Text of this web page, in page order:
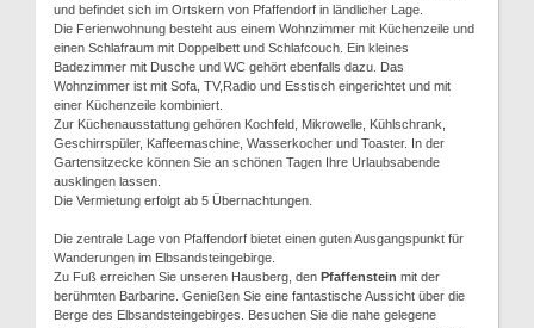
und befindet sich im Ortskern von Pfaffendorf in ländlicher Lage.
Die Ferienwohnung besteht aus einem Wohnzimmer mit Küchenzeile und
einen Schlafraum mit Doppelbett und Schlafcouch. Ein kleines
Badezimmer mit Dusche und WC gehört ebenfalls dazu. Das
Wohnzimmer ist mit Sofa, TV,Radio und Esstisch eingerichtet und mit
einer Küchenzeile kombiniert.
Zur Küchenausstattung gehören Kochfeld, Mikrowelle, Kühlschrank,
Geschirrspüler, Kaffeemaschine, Wasserkocher und Toaster. In der
Gartensitzecke können Sie an schönen Tagen Ihre Urlaubsabende
ausklingen lassen.
Die Vermietung erfolgt ab 5 Übernachtungen.
Die zentrale Lage von Pfaffendorf bietet einen guten Ausgangspunkt für
Wanderungen im Elbsandsteingebirge.
Zu Fuß erreichen Sie unseren Hausberg, den Pfaffenstein mit der
berühmten Barbarine. Genießen Sie eine fantastische Aussicht über die
Berge des Elbsandsteingebirges. Besuchen Sie die nahe gelegene